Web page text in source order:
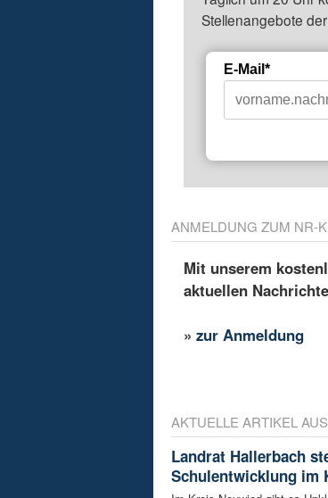
Stellenangebote
E-Mail*
ANMELDUNG ZUM NR-
Mit unserem
aktuellen
»zur Anmeldung
AKTUELLE ARTIKEL
Landrat Hallerbach
Schulentwicklung im